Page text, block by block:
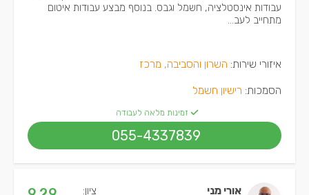
עבודות אינסטלציה, חשמל וגבס. בנוסף מבצע עבודות איטום
מתחייב לעב...
איזורי שירות: השרון והסביבה, מרכז
הסמכות: רישיון חשמל
זמינות מלאה לעבודה
055-4337839
אורי מני ציון: